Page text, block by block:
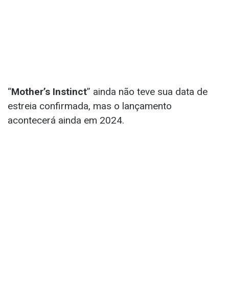
“Mother’s Instinct” ainda não teve sua data de
estreia confirmada, mas o lançamento
acontecerá ainda em 2024.